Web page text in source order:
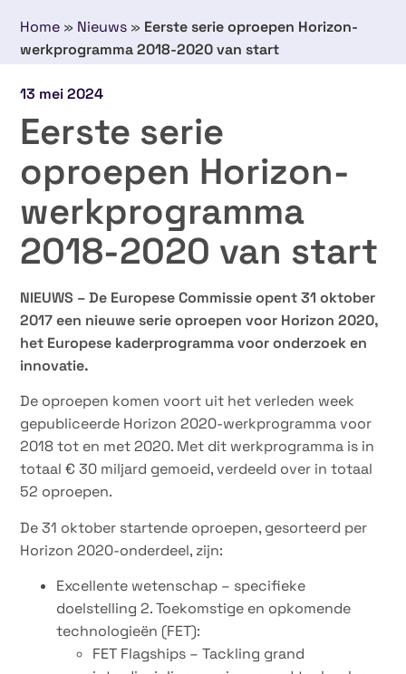
Home » Nieuws » Eerste serie oproepen Horizon-
werkprogramma 2018-2020 van start
13 mei 2024
Eerste serie
oproepen Horizon-
werkprogramma
2018-2020 van start
NIEUWS – De Europese Commissie opent 31 oktober
2017 een nieuwe serie oproepen voor Horizon 2020,
het Europese kaderprogramma voor onderzoek en
innovatie.
De oproepen komen voort uit het verleden week
gepubliceerde Horizon 2020-werkprogramma voor
2018 tot en met 2020. Met dit werkprogramma is in
totaal € 30 miljard gemoeid, verdeeld over in totaal
52 oproepen.
De 31 oktober startende oproepen, gesorteerd per
Horizon 2020-onderdeel, zijn:
Excellente wetenschap – specifieke
doelstelling 2. Toekomstige en opkomende
technologieën (FET):
FET Flagships – Tackling grand